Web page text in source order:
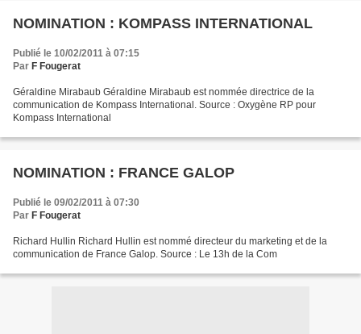
NOMINATION : KOMPASS INTERNATIONAL
Publié le 10/02/2011 à 07:15
Par F Fougerat
Géraldine Mirabaub Géraldine Mirabaub est nommée directrice de la
communication de Kompass International. Source : Oxygène RP pour
Kompass International
NOMINATION : FRANCE GALOP
Publié le 09/02/2011 à 07:30
Par F Fougerat
Richard Hullin Richard Hullin est nommé directeur du marketing et de la
communication de France Galop. Source : Le 13h de la Com